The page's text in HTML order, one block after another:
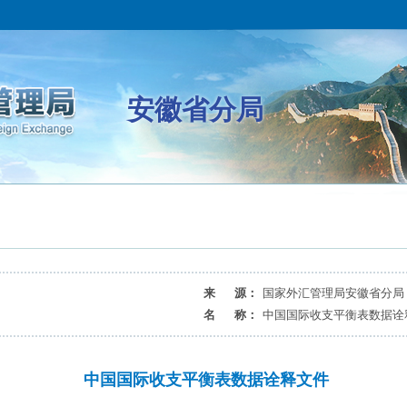
安徽省分局
来 源：
国家外汇管理局安徽省分局
名 称：
中国国际收支平衡表数据诠
中国国际收支平衡表数据诠释文件